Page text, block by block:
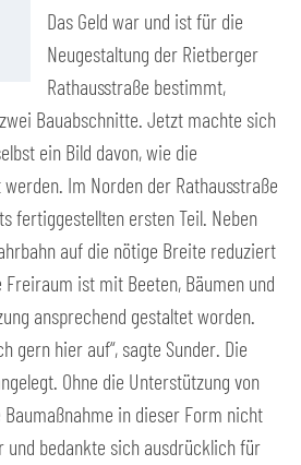
Das Geld war und ist für die
Neugestaltung der Rietberger
Rathausstraße bestimmt,
Bauabschnitte. Jetzt machte sich
ein Bild davon, wie die
Im Norden der Rathausstraße
fertiggestellten ersten Teil. Neben
auf die nötige Breite reduziert
ist mit Beeten, Bäumen und
ansprechend gestaltet worden.
gern hier auf“, sagte Sunder. Die
Ohne die Unterstützung von
in dieser Form nicht
und bedankte sich ausdrücklich für